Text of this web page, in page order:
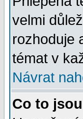
velmi
rozhoduje
témat v
Návrat
Co to